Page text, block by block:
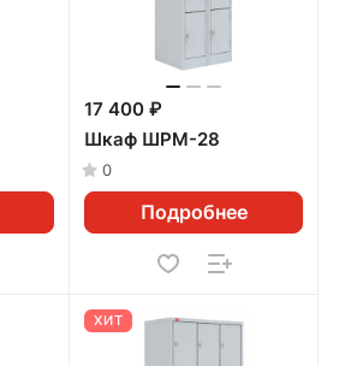
17 400 ₽
Шкаф ШРМ-28
0
Подробнее
ХИТ